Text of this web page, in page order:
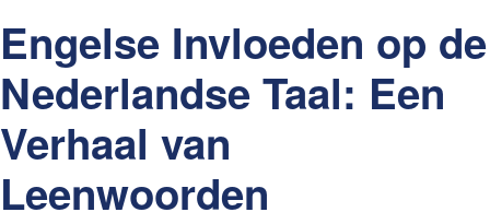
Engelse Invloeden op de
Nederlandse Taal: Een
Verhaal van
Leenwoorden